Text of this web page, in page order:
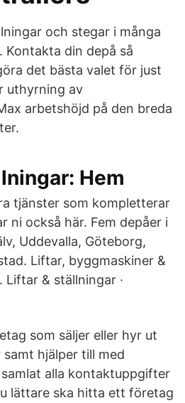
och stegar i många
din depå så
det bästa valet för just
uthyrning av
arbetshöjd på den breda
Hem
tjänster som kompletterar
ni också här. Fem depåer i
Uddevalla, Göteborg,
Liftar, byggmaskiner &
Liftar & ställningar ·
som säljer eller hyr ut
hjälper till med
alla kontaktuppgifter
lättare ska hitta ett företag